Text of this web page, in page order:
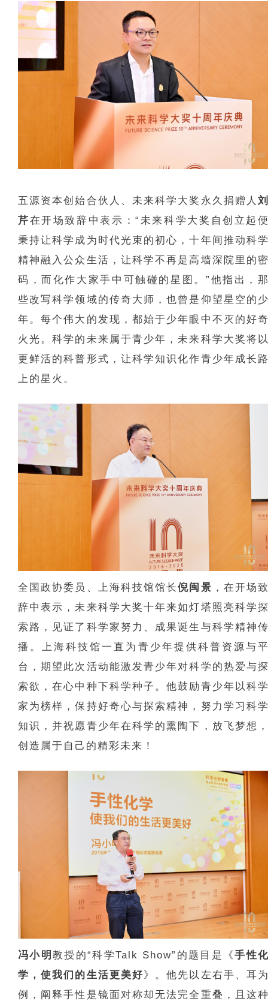
五源资本创始合伙人、未来科学大奖永久捐赠人
芹在开场致辞中表示：“未来科学大奖自创立起
秉持让科学成为时代光束的初心，十年间推动科
精神融入公众生活，让科学不再是高墙深院里的
码，而化作大家手中可触碰的星图。”他指出，
些改写科学领域的传奇大师，也曾是仰望星空的
年。每个伟大的发现，都始于少年眼中不灭的好
火光。科学的未来属于青少年，未来科学大奖将
更鲜活的科普形式，让科学知识化作青少年成长
上的星火。
全国政协委员、上海科技馆馆长倪闽景 ，在开场
辞中表示，未来科学大奖十年来如灯塔照亮科学
索路，见证了科学家努力、成果诞生与科学精神
播。上海科技馆一直为青少年提供科普资源与
台，期望此次活动能激发青少年对科学的热爱与
索欲，在心中种下科学种子。他鼓励青少年以科
家为榜样，保持好奇心与探索精神，努力学习科
知识，并祝愿青少年在科学的熏陶下，放飞梦想
创造属于自己的精彩未来！
冯小明 教授的“科学Talk Show”的题目是《手性
学，使我们的生活更美好》。他先以左右手、耳
例，阐释手性是镜面对称却无法完全重叠，且这